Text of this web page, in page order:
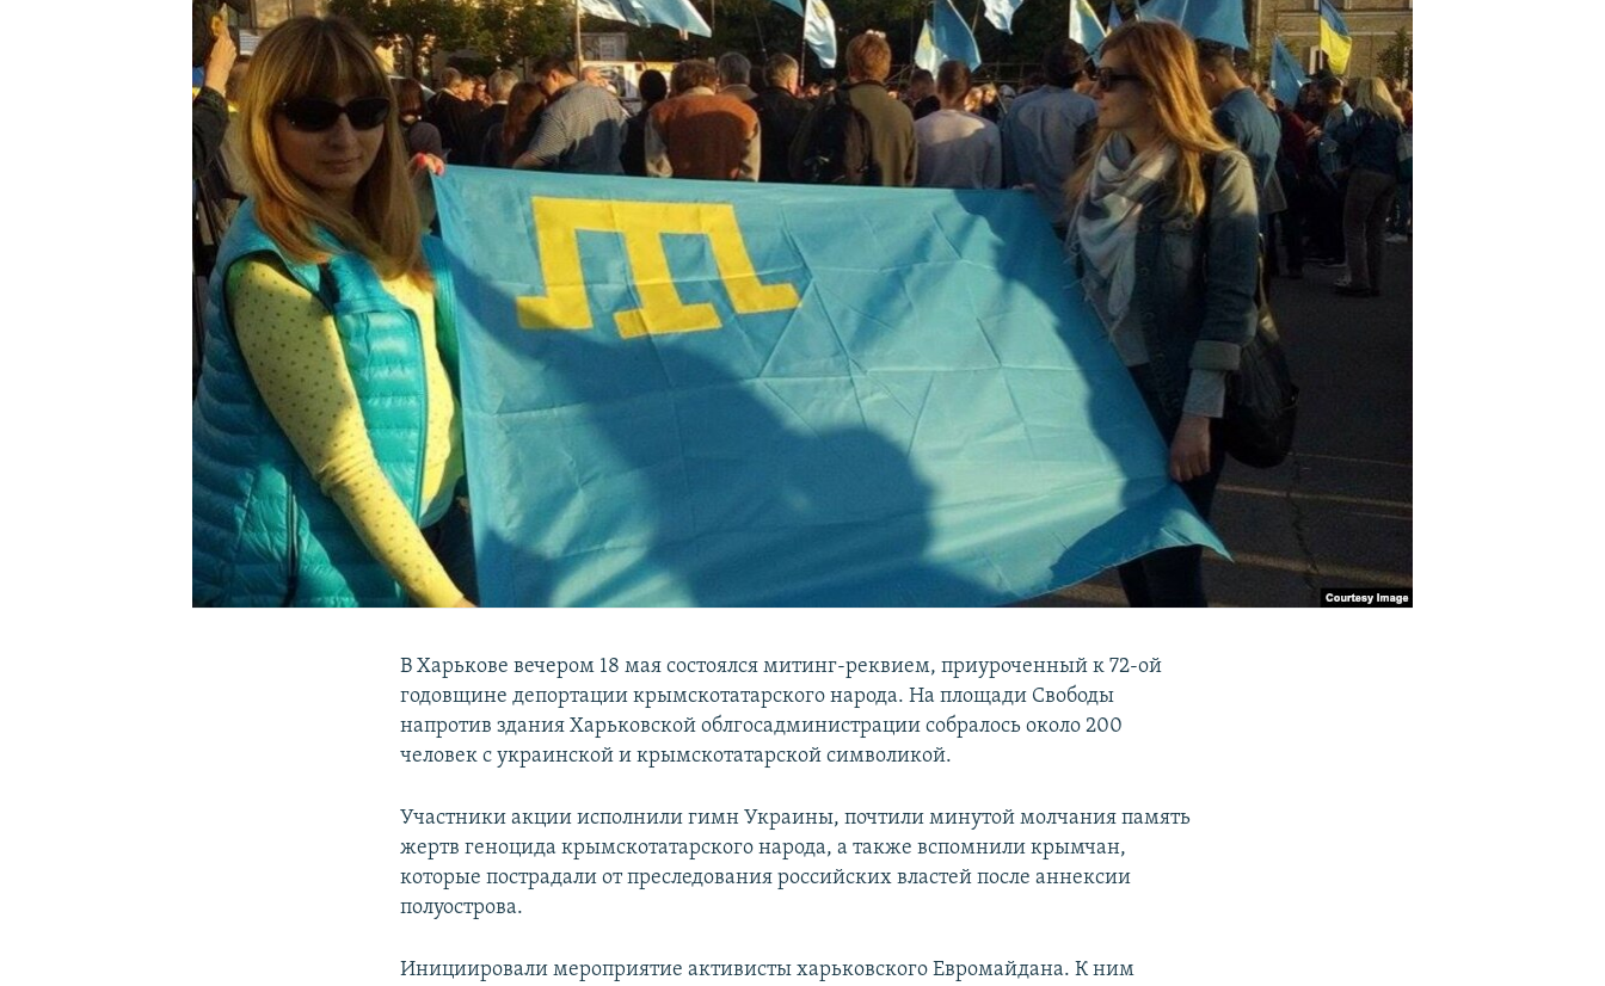
КРЫМ.НЕПОКОРЕННЫЙ
УКРАИНСКАЯ ПРОБЛЕМА КРЫМА
В Харькове вечером 18 мая состоялся митинг-реквием, приуроченный к 72-ой
годовщине депортации крымскотатарского народа. На площади Свободы
напротив здания Харьковской облгосадминистрации собралось около 200
человек с украинской и крымскотатарской символикой.
Участники акции исполнили гимн Украины, почтили минутой молчания память
жертв геноцида крымскотатарского народа, а также вспомнили крымчан,
которые пострадали от преследования российских властей после аннексии
полуострова.
Инициировали мероприятие активисты харьковского Евромайдана. К ним